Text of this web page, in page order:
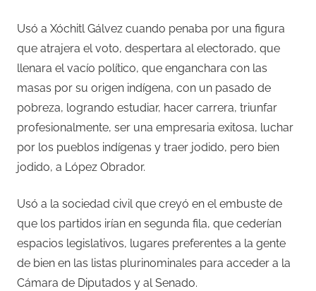
Usó a Xóchitl Gálvez cuando penaba por una figura
que atrajera el voto, despertara al electorado, que
llenara el vacío político, que enganchara con las
masas por su origen indígena, con un pasado de
pobreza, logrando estudiar, hacer carrera, triunfar
profesionalmente, ser una empresaria exitosa, luchar
por los pueblos indígenas y traer jodido, pero bien
jodido, a López Obrador.
Usó a la sociedad civil que creyó en el embuste de
que los partidos irían en segunda fila, que cederían
espacios legislativos, lugares preferentes a la gente
de bien en las listas plurinominales para acceder a la
Cámara de Diputados y al Senado.